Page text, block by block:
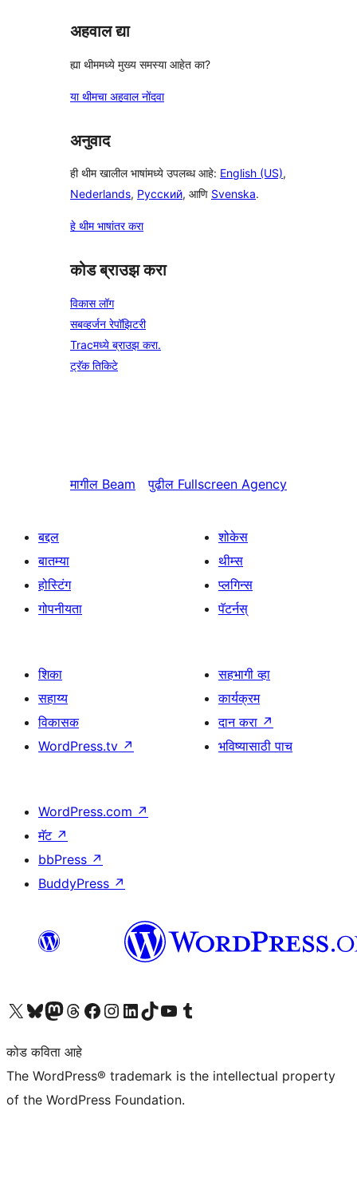
अहवाल द्या
ह्या थीममध्ये मुख्य समस्या आहेत का?
या थीमचा अहवाल नोंदवा
अनुवाद
ही थीम खालील भाषांमध्ये उपलब्ध आहे: English (US),
Nederlands, Русский, आणि Svenska.
हे थीम भाषांतर करा
कोड ब्राउझ करा
विकास लॉग
सबव्हर्जन रेपॉझिटरी
Tracमध्ये ब्राउझ करा.
ट्रॅक तिकिटे
मागील Beam पुढील Fullscreen Agency
बद्दल
बातम्या
होस्टिंग
गोपनीयता
शोकेस
थीम्स
प्लगिन्स
पॅटर्नस्
शिका
सहाय्य
विकासक
WordPress.tv ↗
सहभागी व्हा
कार्यक्रम
दान करा ↗
भविष्यासाठी पाच
WordPress.com ↗
मॅट ↗
bbPress ↗
BuddyPress ↗
आमच्या X (एक्स) (पूर्वीचे ट्विटर) खात्याला भेट द्या आमच्या ब्लूस्की खात्याला भेट द्या.आमच्या Mastodon खात्याला भेट द्या.आमच्या थ्रेड्स खात्याला भेट द्या. आमच्या फेसबुक पेजला भेट द्या आमच्या इंस्टाग्राम खात्याला भेट द्या आमच्या लिंक्डइन खात्याला भेट द्या आमच्या टिकटॉक अकाउंटला भेट द्या.आमच्या यूट्यूब चॅनेलला भेट द्या आमच्या टंबलर खात्याला भेट द्या.
कोड कविता आहे
The WordPress® trademark is the intellectual property
of the WordPress Foundation.